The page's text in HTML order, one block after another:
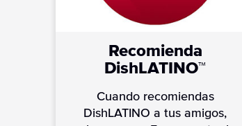
Recomienda
DishLATINO™
Cuando recomiendas
DishLATINO a tus amigos,